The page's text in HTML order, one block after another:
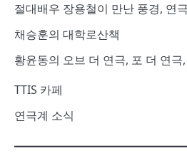
절대배우 장용철이 만난 풍경, 연
채승훈의 대학로산책
황윤동의 오브 더 연극, 포 더 연극
TTIS 카페
연극계 소식